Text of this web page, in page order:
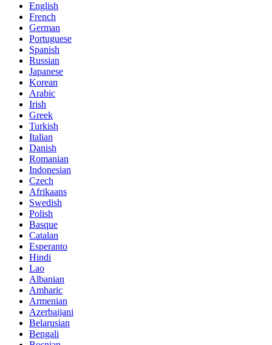
English
French
German
Portuguese
Spanish
Russian
Japanese
Korean
Arabic
Irish
Greek
Turkish
Italian
Danish
Romanian
Indonesian
Czech
Afrikaans
Swedish
Polish
Basque
Catalan
Esperanto
Hindi
Lao
Albanian
Amharic
Armenian
Azerbaijani
Belarusian
Bengali